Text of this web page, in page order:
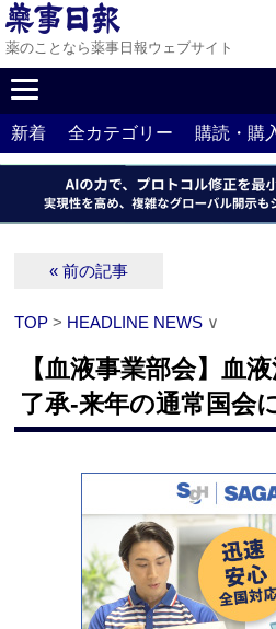
薬のことなら薬事日報ウェブサイト
新着 全カテゴリー 購読・購
« 前の記事
TOP > HEADLINE NEWS ∨
【血液事業部会】血
了承‐来年の通常国会